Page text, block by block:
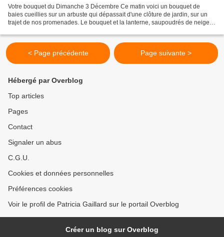
Votre bouquet du Dimanche 3 Décembre Ce matin voici un bouquet de
baies cueillies sur un arbuste qui dépassait d'une clôture de jardin, sur un
trajet de nos promenades. Le bouquet et la lanterne, saupoudrés de neige,
< Page précédente Page suivante >
Hébergé par Overblog
Top articles
Pages
Contact
Signaler un abus
C.G.U.
Cookies et données personnelles
Préférences cookies
Voir le profil de Patricia Gaillard sur le portail Overblog
Créer un blog sur Overblog